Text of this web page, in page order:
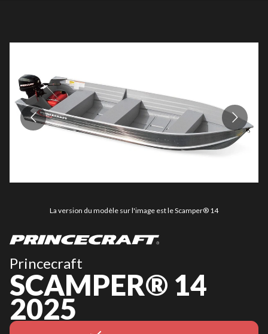
La version du modèle sur l'image est le Scamper® 14
Princecraft
SCAMPER® 14
2025